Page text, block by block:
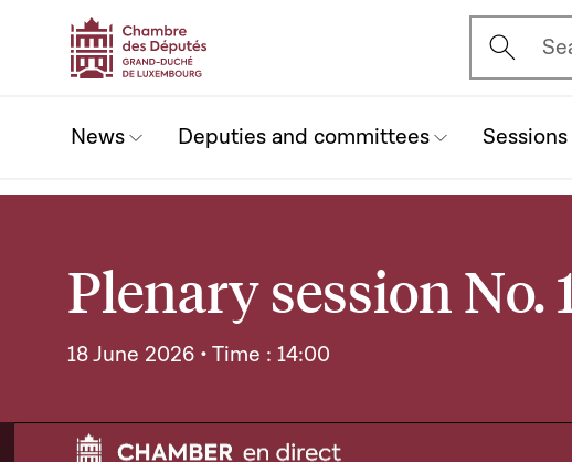
Ouvrir
News Deputies and committees
Plenary session No.
18 June 2026 • Time : 14:00